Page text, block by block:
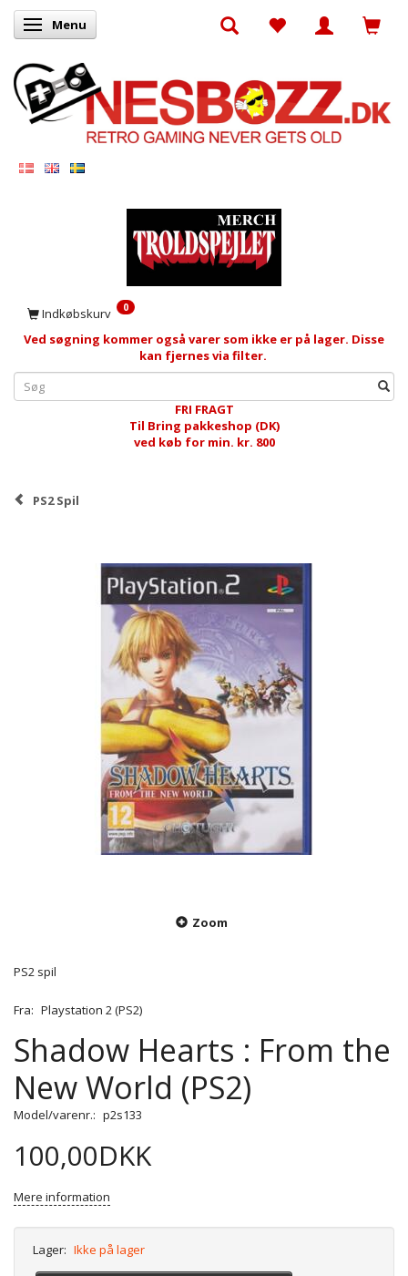
Skifte navigation
Menu
Indkøbskurv 0
Ved søgning kommer også varer som ikke er på lager. Disse
kan fjernes via filter.
FRI FRAGT
Til Bring pakkeshop (DK)
ved køb for min. kr. 800
PS2 Spil
Zoom
PS2 spil
Fra: Playstation 2 (PS2)
Shadow Hearts : From the
New World (PS2)
Model/varenr.: p2s133
100,00DKK
Mere information
Lager: Ikke på lager